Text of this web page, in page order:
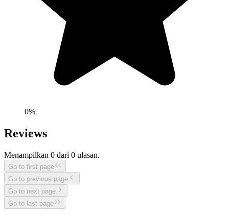
0%
Reviews
Menampilkan 0 dari 0 ulasan.
Go to first page
Go to previous page
Go to next page
Go to last page